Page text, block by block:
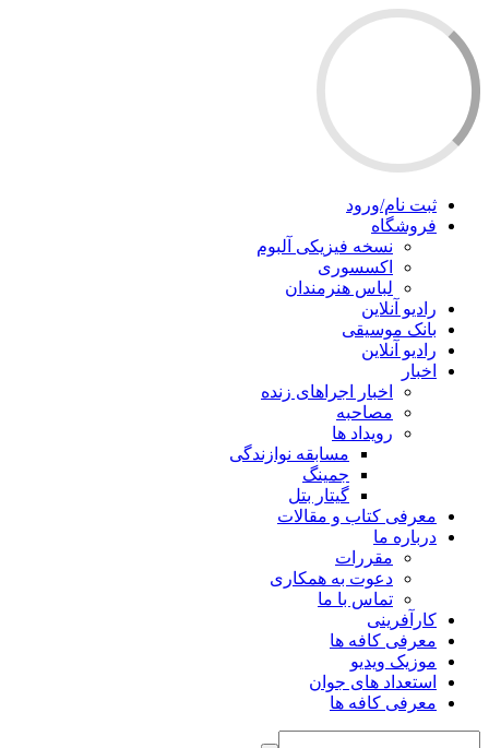
ثبت نام/ورود
فروشگاه
نسخه فیزیکی آلبوم
اکسسوری
لباس هنرمندان
رادیو آنلاین
بانک موسیقی
رادیو آنلاین
اخبار
اخبار اجراهای زنده
مصاحبه
رویداد ها
مسابقه نوازندگی
جمینگ
گیتار بتل
معرفی کتاب و مقالات
درباره ما
مقررات
دعوت به همکاری
تماس با ما
کارآفرینی
معرفی کافه ها
موزیک ویدیو
استعداد های جوان
معرفی کافه ها